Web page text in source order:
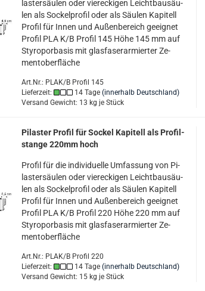
las­ter­säu­len oder vier­ecki­gen Leicht­bau­säu­
len als So­ckel­pro­fil oder als Säu­len Ka­pi­tell
Pro­fil für Innen und Au­ßen­be­reich ge­eig­net
Pro­fil PLA K/B Pro­fil 145 Höhe 145 mm auf
Sty­ro­por­ba­sis mit glas­fa­ser­ar­mier­ter Ze­
ment­ober­flä­che
Art.Nr.: PLAK/B Profil 145
Lieferzeit:
14 Tage (innerhalb Deutschland)
Versand Gewicht: 13 kg je Stück
Pi­las­ter Pro­fil für So­ckel Ka­pi­tell als Pro­fil­
stan­ge 220mm hoch
Pro­fil für die in­di­vi­du­el­le Um­fas­sung von Pi­
las­ter­säu­len oder vier­ecki­gen Leicht­bau­säu­
len als So­ckel­pro­fil oder als Säu­len Ka­pi­tell
Pro­fil für Innen und Au­ßen­be­reich ge­eig­net
Pro­fil PLA K/B Pro­fil 220 Höhe 220 mm auf
Sty­ro­por­ba­sis mit glas­fa­ser­ar­mier­ter Ze­
ment­ober­flä­che
Art.Nr.: PLAK/B Profil 220
Lieferzeit:
14 Tage (innerhalb Deutschland)
Versand Gewicht: 15 kg je Stück